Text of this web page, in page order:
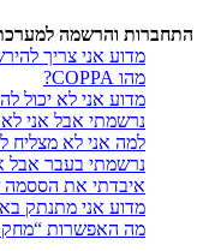
התחברות והרשמה
מדוע אני צריך
מהו COPPA?
מדוע אני לא יכול
נרשמתי אבל אני
למה אני לא מצליח
נרשמתי בעבר אבל
איבדתי את הססמה
מדוע אני מתנתק
מה האפשרות “מחק